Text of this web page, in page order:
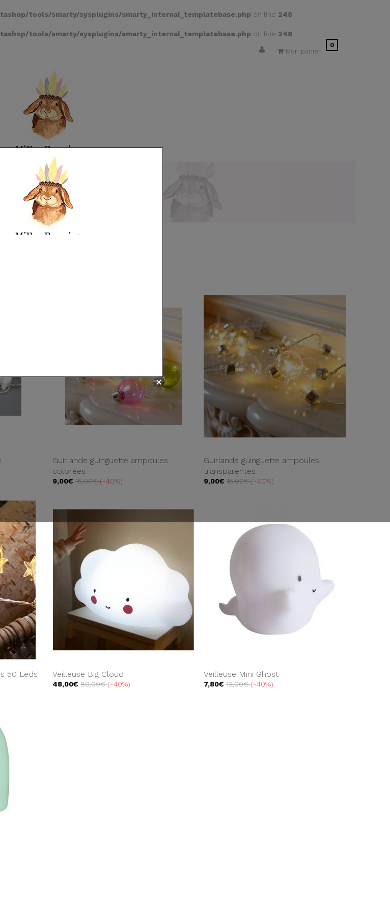
tools/smarty/sysplugins/smarty_internal_templatebase.php on line 248
tools/smarty/sysplugins/smarty_internal_templatebase.php on line 248
Mon panier
0
Guirlande guinguette ampoules
colorées
9,00€ 15,00€ -40%
Guirlande guinguette ampoules
transparentes
9,00€ 15,00€ -40%
50 Leds Veilleuse Big Cloud
48,00€ 80,00€ -40%
Veilleuse Mini Ghost
7,80€ 13,00€ -40%